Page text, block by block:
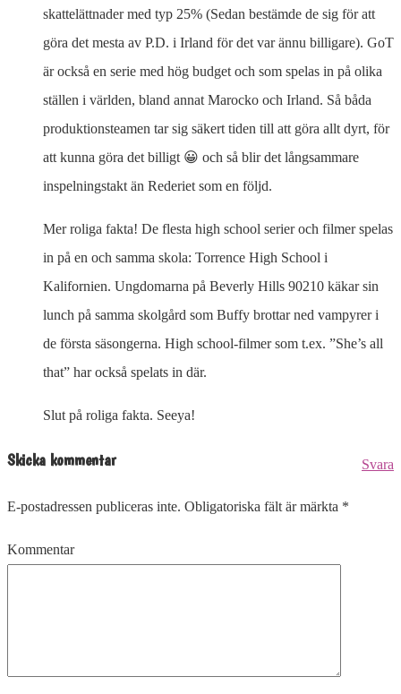
skattelättnader med typ 25% (Sedan bestämde de sig för att
göra det mesta av P.D. i Irland för det var ännu billigare). GoT
är också en serie med hög budget och som spelas in på olika
ställen i världen, bland annat Marocko och Irland. Så båda
produktionsteamen tar sig säkert tiden till att göra allt dyrt, för
att kunna göra det billigt 😀 och så blir det långsammare
inspelningstakt än Rederiet som en följd.
Mer roliga fakta! De flesta high school serier och filmer spelas
in på en och samma skola: Torrence High School i
Kalifornien. Ungdomarna på Beverly Hills 90210 käkar sin
lunch på samma skolgård som Buffy brottar ned vampyrer i
de första säsongerna. High school-filmer som t.ex. ”She’s all
that” har också spelats in där.
Slut på roliga fakta. Seeya!
Svara
Skicka kommentar
E-postadressen publiceras inte. Obligatoriska fält är märkta *
Kommentar